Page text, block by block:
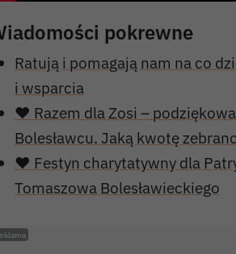
pokrewne
Ratują i pomagają nam na co
i wsparcia
❤️ Razem dla Zosi –
Bolesławcu. Jaką kwotę
❤️ Festyn charytatywny dla
Tomaszowa Bolesławieckiego